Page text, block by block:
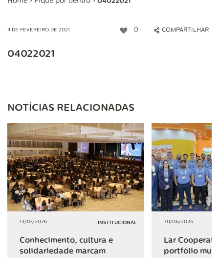
4 DE FEVEREIRO DE 2021 0 COMPARTILHAR
04022021
NOTÍCIAS RELACIONADAS
13/07/2026 - INSTITUCIONAL
Conhecimento, cultura e
solidariedade marcam
30/06/2026
Lar
portfólio